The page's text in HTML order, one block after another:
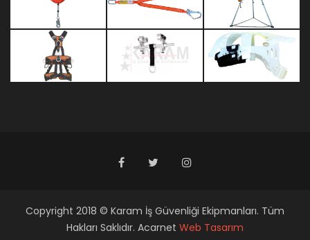
Copyright 2018 © Karam İş Güvenliği Ekipmanları. Tüm
Hakları Saklıdır. Acarnet Web Tasarım